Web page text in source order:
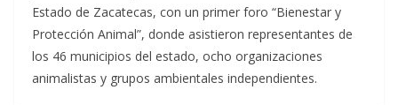
Estado de Zacatecas, con un primer foro “Bienestar y
Protección Animal”, donde asistieron representantes de
los 46 municipios del estado, ocho organizaciones
animalistas y grupos ambientales independientes.